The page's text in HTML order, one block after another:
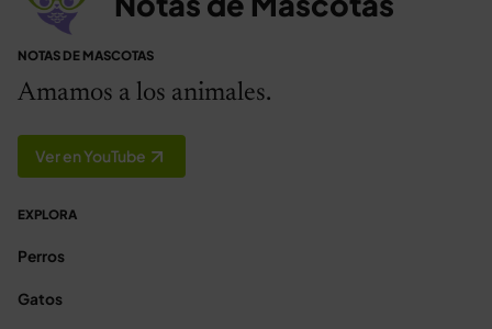
NOTAS DE MASCOTAS
Amamos a los animales.
Ver en YouTube
EXPLORA
Perros
Gatos